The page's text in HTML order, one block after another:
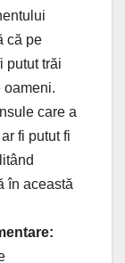
că pe
putut trăi
oameni.
care a
fi putut fi
în această